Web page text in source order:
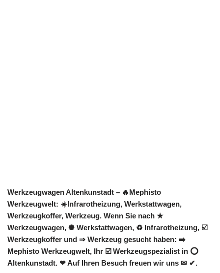
Werkzeugwagen Altenkunstadt – 🔥Mephisto
Werkzeugwelt: ☀️Infrarotheizung, Werkstattwagen,
Werkzeugkoffer, Werkzeug. Wenn Sie nach ★
Werkzeugwagen, ✺ Werkstattwagen, ♻ Infrarotheizung, ☑️
Werkzeugkoffer und ⇒ Werkzeug gesucht haben: ➡️
Mephisto Werkzeugwelt, Ihr ☑️ Werkzeugspezialist in ⭕
Altenkunstadt. ❤ Auf Ihren Besuch freuen wir uns ✉ ✔.